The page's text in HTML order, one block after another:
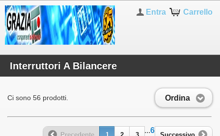
Carrello
Entra
Interruttori A Bilancere
Ordina
Ci sono 56 prodotti.
...6